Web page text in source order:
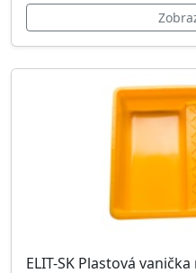
ELIT-SK Plastová